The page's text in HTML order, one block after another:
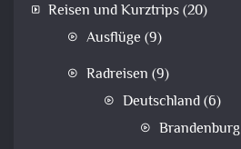
Reisen und Kurztrips(20)
Ausflüge (9)
Radreisen (9)
Deutschland(6)
Brandenburg